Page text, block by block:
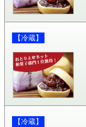
【冷蔵】
【冷蔵】